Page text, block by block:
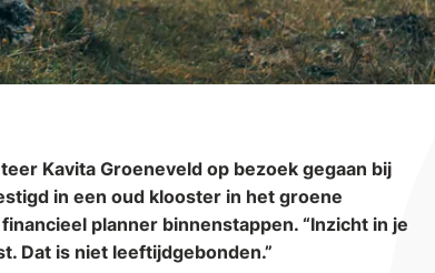
Kavita Groeneveld op bezoek gegaan bij
in een oud klooster in het groene
planner binnenstappen. “Inzicht in je
Dat is niet leeftijdgebonden.”